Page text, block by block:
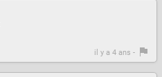
il y a 4 ans -